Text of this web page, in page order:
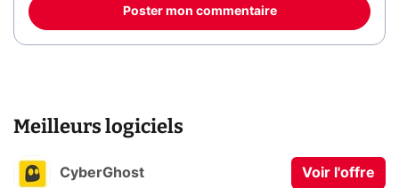
Poster mon commentaire
Meilleurs logiciels
CyberGhost Voir l'offre